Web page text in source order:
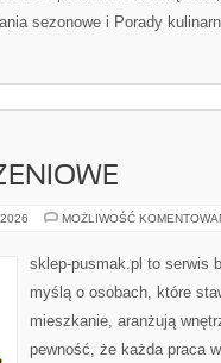
sezonowe i Porady
MOŻLIWOŚĆ
sklep-pusmak.pl to serwis
myślą o osobach, które
mieszkanie, aranżują
pewność, że każda praca